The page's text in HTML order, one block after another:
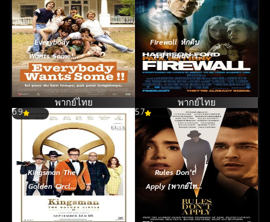
Everybody
Wants Some!!
อยากได้ไหม ใคร
สักคน (2016)
พากย์ไทย
Firewall หักดิบ
ระห่ำ แผนจาร
กรรมพันล้าน
(2006)
พากย์ไทย
6.9
Kingsman The
Golden Circle
คิงส์แมน รวมพลัง
โคตรพยัคฆ์
5.7
Rules Don’t
Apply [พากย์ไทย]
(2016)